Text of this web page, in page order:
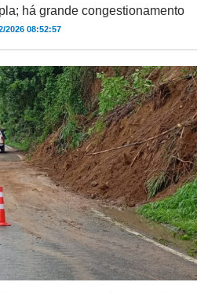
há grande congestionamento
2026 08:52:57